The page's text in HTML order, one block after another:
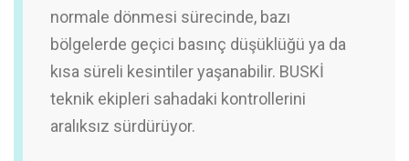
normale dönmesi sürecinde, bazı
bölgelerde geçici basınç düşüklüğü ya da
kısa süreli kesintiler yaşanabilir. BUSKİ
teknik ekipleri sahadaki kontrollerini
aralıksız sürdürüyor.